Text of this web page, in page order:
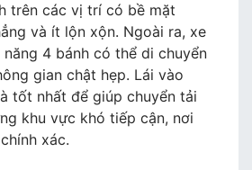
trên các vị trí có bề mặt
và ít lộn xộn. Ngoài ra, xe
năng 4 bánh có thể di chuyển
gian chật hẹp. Lái vào
tốt nhất để giúp chuyển tải
khu vực khó tiếp cận, nơi
xác.